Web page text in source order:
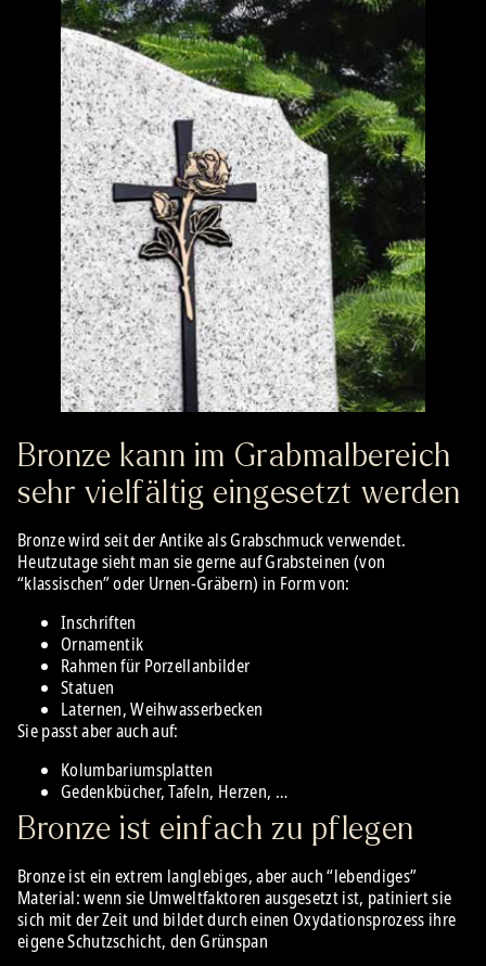
Bronze kann im Grabmalbereich
sehr vielfältig eingesetzt werden
Bronze wird seit der Antike als Grabschmuck verwendet.
Heutzutage sieht man sie gerne auf Grabsteinen (von
“klassischen” oder Urnen-Gräbern) in Form von:
Inschriften
Ornamentik
Rahmen für Porzellanbilder
Statuen
Laternen, Weihwasserbecken
Sie passt aber auch auf:
Kolumbariumsplatten
Gedenkbücher, Tafeln, Herzen, …
Bronze ist einfach zu pflegen
Bronze ist ein extrem langlebiges, aber auch “lebendiges”
Material: wenn sie Umweltfaktoren ausgesetzt ist, patiniert sie
sich mit der Zeit und bildet durch einen Oxydationsprozess ihre
eigene Schutzschicht, den Grünspan